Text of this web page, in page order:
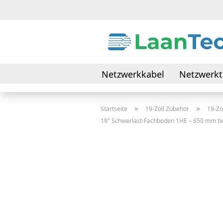
Netzwerkkabel
Daten- & Verbindungskabel
Startseite » 19-Zoll Zubehör » 19-
19" Schwerlast-Fachboden 1HE – 650 mm